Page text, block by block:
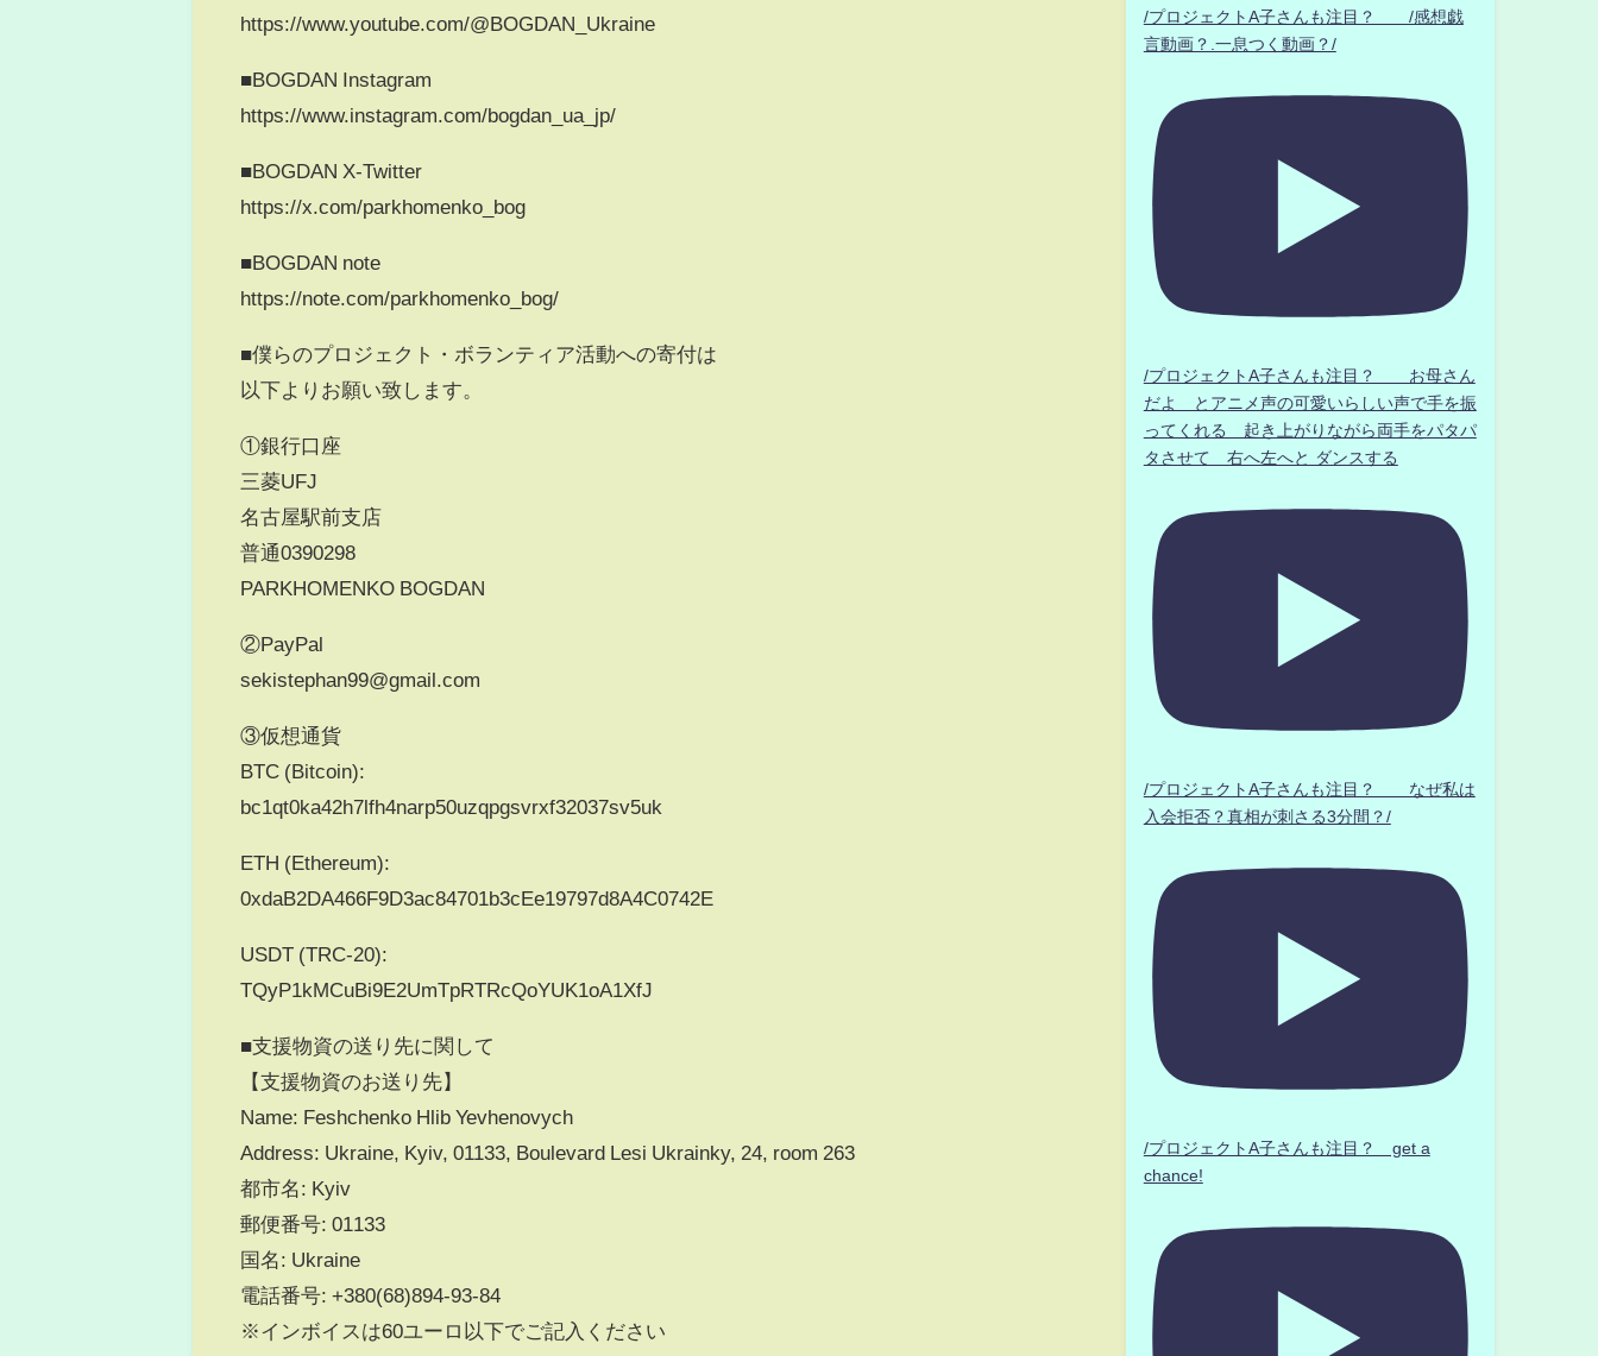
https://www.youtube.com/@BOGDAN_Ukraine
■BOGDAN Instagram
https://www.instagram.com/bogdan_ua_jp/
■BOGDAN X-Twitter
https://x.com/parkhomenko_bog
■BOGDAN note
https://note.com/parkhomenko_bog/
■僕らのプロジェクト・ボランティア活動への寄付は
以下よりお願い致します。
①銀行口座
三菱UFJ
名古屋駅前支店
普通0390298
PARKHOMENKO BOGDAN
②PayPal
sekistephan99@gmail.com
③仮想通貨
BTC (Bitcoin):
bc1qt0ka42h7lfh4narp50uzqpgsvrxf32037sv5uk
ETH (Ethereum):
0xdaB2DA466F9D3ac84701b3cEe19797d8A4C0742E
USDT (TRC-20):
TQyP1kMCuBi9E2UmTpRTRcQoYUK1oA1XfJ
■支援物資の送り先に関して
【支援物資のお送り先】
Name: Feshchenko Hlib Yevhenovych
Address: Ukraine, Kyiv, 01133, Boulevard Lesi Ukrainky, 24, room 263
都市名: Kyiv
郵便番号: 01133
国名: Ukraine
電話番号: +380(68)894-93-84
※インボイスは60ユーロ以下でご記入ください
/プロジェクトA子さんも注目？ /感想戯
言動画？.一息つく動画？/
/プロジェクトA子さんも注目？ お母さん
だよ とアニメ声の可愛いらしい声で手を振
ってくれる 起き上がりながら両手をパタパ
タさせて 右へ左へと ダンスする
/プロジェクトA子さんも注目？ なぜ私は
入会拒否？真相が刺さる3分間？/
/プロジェクトA子さんも注目？ get a
chance!